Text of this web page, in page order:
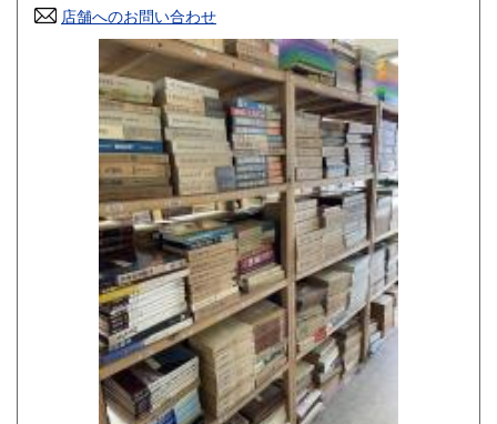
高知県 800円
800円 長崎県
800円 大分県
800円 鹿児島県
1,500円
店舗へのお問い合わせ